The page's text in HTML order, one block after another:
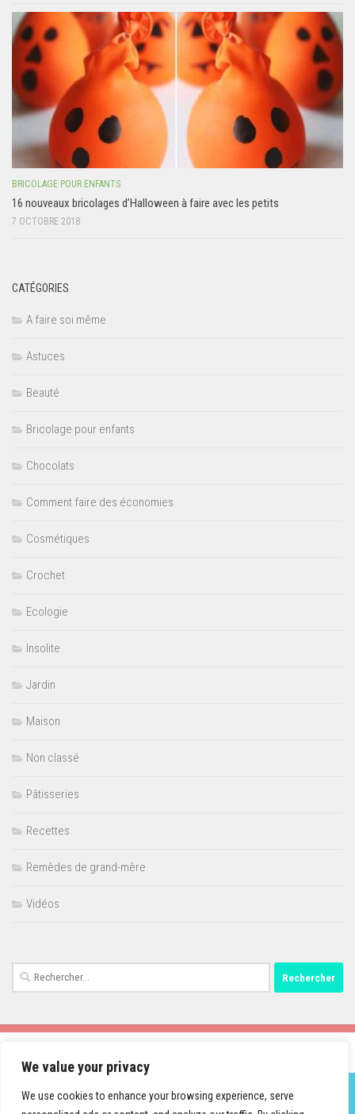
We value your privacy
We use cookies to enhance your browsing experience, serve
BRICOLAGE POUR ENFANTS
16 nouveaux bricolages d’Halloween à faire avec les petits
7 OCTOBRE 2018
CATÉGORIES
A faire soi même
Astuces
Beauté
Bricolage pour enfants
Chocolats
Comment faire des économies
Cosmétiques
Crochet
Ecologie
Insolite
Jardin
Maison
Non classé
Pâtisseries
Recettes
Remèdes de grand-mère
Vidéos
Rechercher :